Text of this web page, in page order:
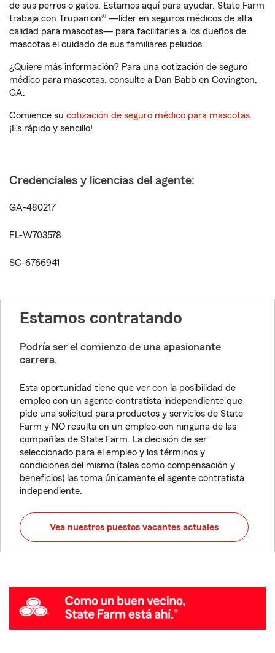
de sus perros o gatos. Estamos aquí para ayudar. State Farm
trabaja con Trupanion® —líder en seguros médicos de alta
calidad para mascotas— para facilitarles a los dueños de
mascotas el cuidado de sus familiares peludos.
¿Quiere más información? Para una cotización de seguro
médico para mascotas, consulte a Dan Babb en Covington,
GA.
Comience su cotización de seguro médico para mascotas.
¡Es rápido y sencillo!
Credenciales y licencias del agente:
GA-480217
FL-W703578
SC-6766941
Estamos contratando
Podría ser el comienzo de una apasionante
carrera.
Esta oportunidad tiene que ver con la posibilidad de
empleo con un agente contratista independiente que
pide una solicitud para productos y servicios de State
Farm y NO resulta en un empleo con ninguna de las
compañías de State Farm. La decisión de ser
seleccionado para el empleo y los términos y
condiciones del mismo (tales como compensación y
beneficios) las toma únicamente el agente contratista
independiente.
Vea nuestros puestos vacantes actuales